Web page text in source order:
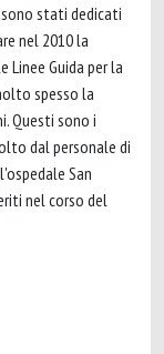
stati dedicati
nel 2010 la
Linee Guida per la
spesso la
Questi sono i
dal personale di
San
nel corso del